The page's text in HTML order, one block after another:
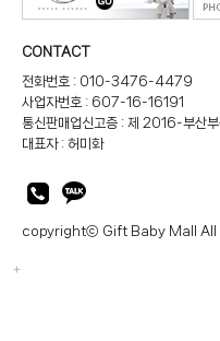
CONTACT
전화번호 : 010-3476-4479
사업자번호 : 607-16-16191
통신판매업신고증 : 제 2016-부산
대표자 : 허미화
copyrightⓒ Gift Baby Mall All